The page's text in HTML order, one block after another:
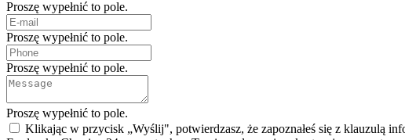
Proszę wypełnić to pole.
Proszę wypełnić to pole.
Proszę wypełnić to pole.
Proszę wypełnić to pole.
Klikając w przycisk „Wyślij", potwierdzasz, że zapoznałeś się z klauzulą